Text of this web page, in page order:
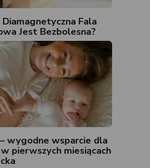
Fala
Jest Bezbolesna?
wygodne wsparcie dla
pierwszych miesiącach